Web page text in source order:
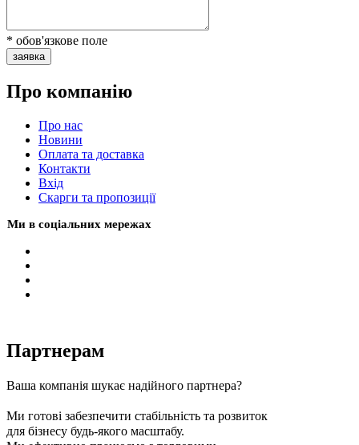
* обов'язкове поле
заявка
Про компанію
Про нас
Новини
Оплата та доставка
Контакти
Вхiд
Скарги та пропозиції
Ми в соціальних мережах
Партнерам
Ваша компанія шукає надійного партнера?
Ми готові забезпечити стабільність та розвиток
для бізнесу будь-якого масштабу.